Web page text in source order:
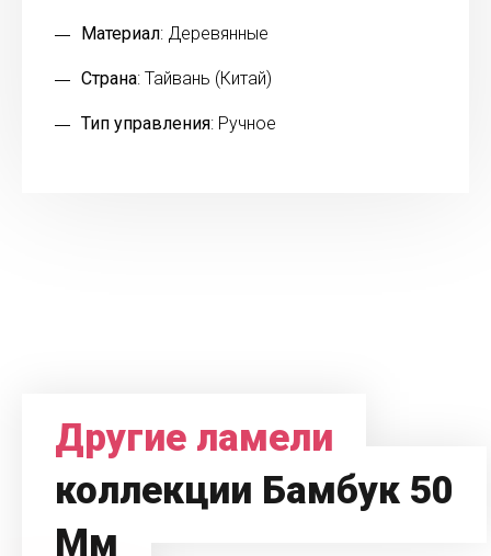
Материал: Деревянные
Страна: Тайвань (Китай)
Тип управления: Ручное
Другие ламели
коллекции Бамбук 50
Мм